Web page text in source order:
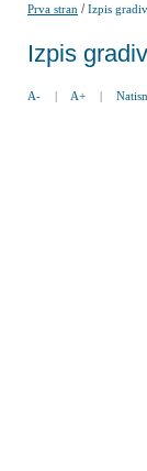
Prva stran /Izpis
Izpis
A- | A+ |